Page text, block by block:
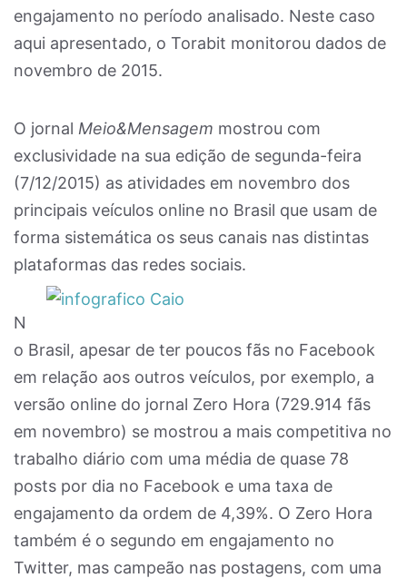
engajamento no período analisado. Neste caso
aqui apresentado, o Torabit monitorou dados de
novembro de 2015.
O jornal Meio&Mensagem mostrou com
exclusividade na sua edição de segunda-feira
(7/12/2015) as atividades em novembro dos
principais veículos online no Brasil que usam de
forma sistemática os seus canais nas distintas
plataformas das redes sociais.
N
o Brasil, apesar de ter poucos fãs no Facebook
em relação aos outros veículos, por exemplo, a
versão online do jornal Zero Hora (729.914 fãs
em novembro) se mostrou a mais competitiva no
trabalho diário com uma média de quase 78
posts por dia no Facebook e uma taxa de
engajamento da ordem de 4,39%. O Zero Hora
também é o segundo em engajamento no
Twitter, mas campeão nas postagens, com uma